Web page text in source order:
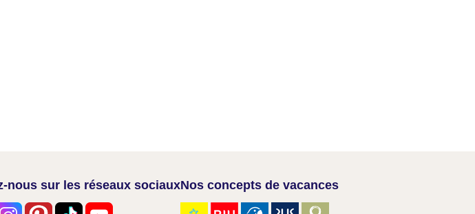
nous sur les réseaux sociauxNos concepts de vacances